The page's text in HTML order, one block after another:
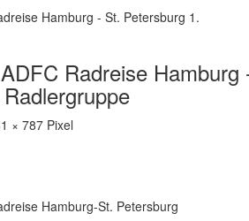
Radreise Hamburg
× 787 Pixel